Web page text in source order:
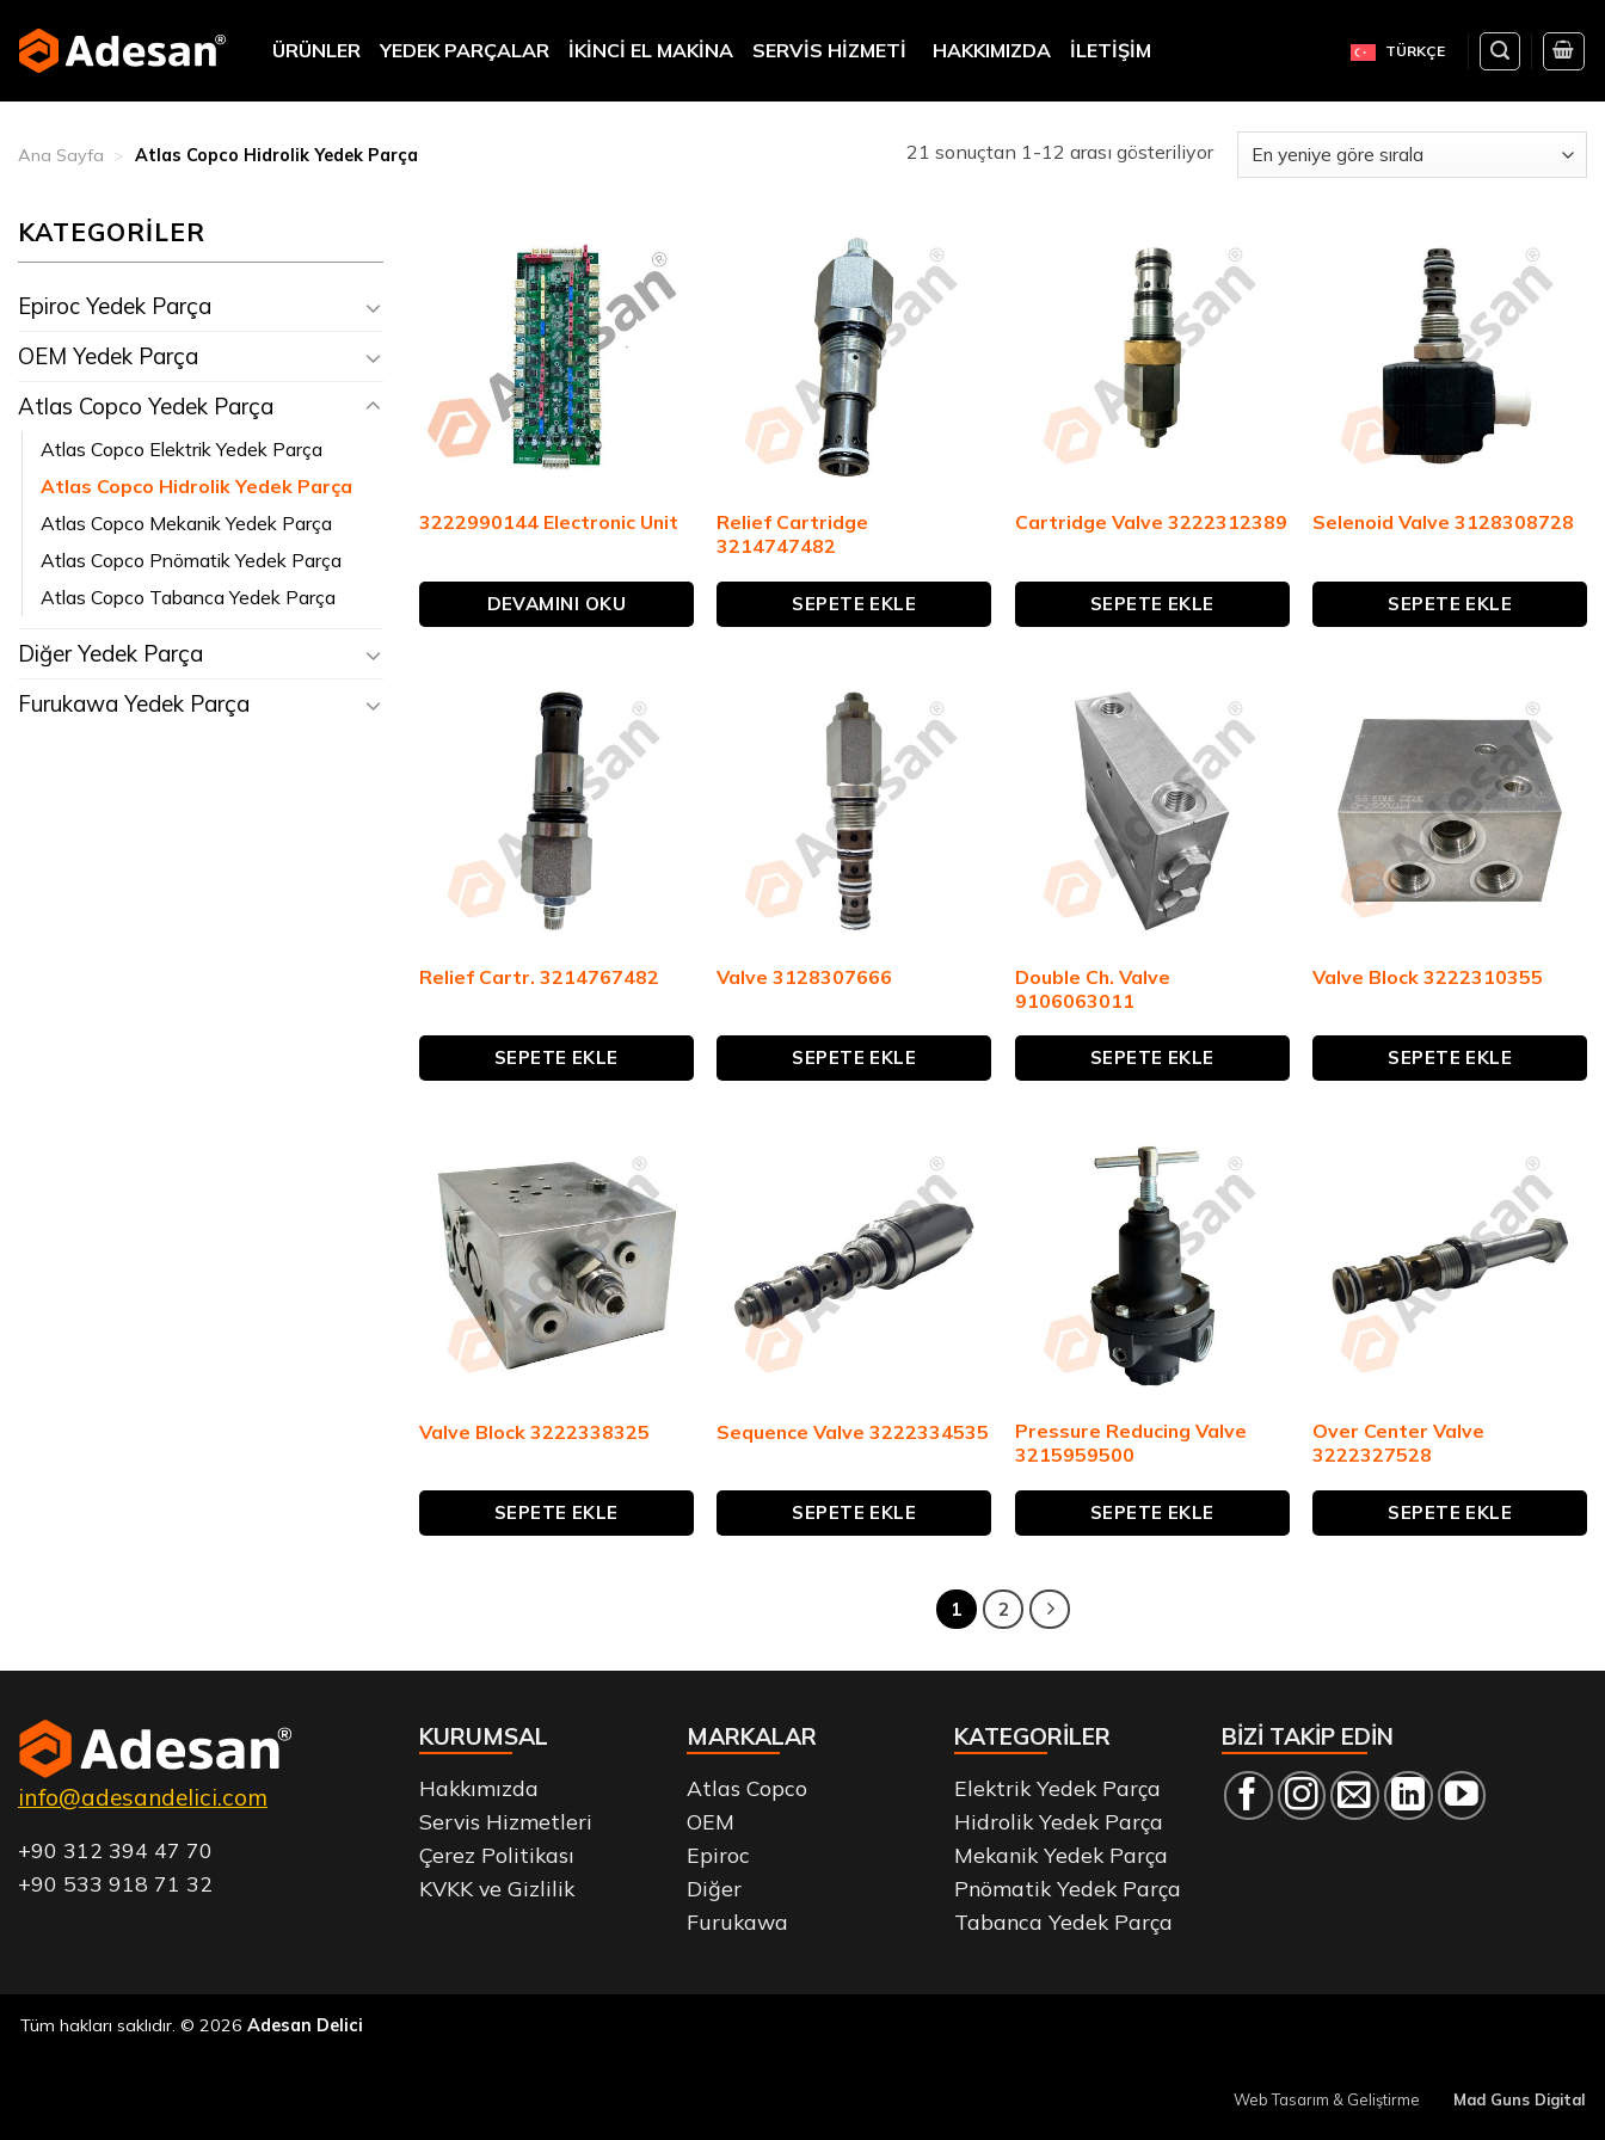
content
ÜRÜNLER YEDEK PARÇALAR İKINCI EL MAKINA SERVIS HIZMETI HAKKIMIZDA İLETIŞIM TÜRKÇE
Ana Sayfa > Atlas Copco Hidrolik Yedek Parça 21 sonuçtan 1-12 arası gösteriliyor
KATEGORİLER
Epiroc Yedek Parça
OEM Yedek Parça
Atlas Copco Yedek Parça
Atlas Copco Elektrik Yedek Parça
Atlas Copco Hidrolik Yedek Parça
Atlas Copco Mekanik Yedek Parça
Atlas Copco Pnömatik Yedek Parça
Atlas Copco Tabanca Yedek Parça
Diğer Yedek Parça
Furukawa Yedek Parça
3222990144 Electronic Unit
DEVAMINI OKU
Relief Cartridge
3214747482
SEPETE EKLE
Cartridge Valve 3222312389
SEPETE EKLE
Selenoid Valve 3128308728
SEPETE EKLE
Relief Cartr. 3214767482
SEPETE EKLE
Valve 3128307666
SEPETE EKLE
Double Ch. Valve
9106063011
SEPETE EKLE
Valve Block 3222310355
SEPETE EKLE
Valve Block 3222338325
SEPETE EKLE
Sequence Valve 3222334535
SEPETE EKLE
Pressure Reducing Valve
3215959500
SEPETE EKLE
Over Center Valve
3222327528
SEPETE EKLE
1 2
info@adesandelici.com
+90 312 394 47 70
+90 533 918 71 32
KURUMSAL
Hakkımızda
Servis Hizmetleri
Çerez Politikası
KVKK ve Gizlilik
MARKALAR
Atlas Copco
OEM
Epiroc
Diğer
Furukawa
KATEGORİLER
Elektrik Yedek Parça
Hidrolik Yedek Parça
Mekanik Yedek Parça
Pnömatik Yedek Parça
Tabanca Yedek Parça
BİZİ TAKİP EDİN
Tüm hakları saklıdır. © 2026 Adesan Delici
Web Tasarım & Geliştirme Mad Guns Digital